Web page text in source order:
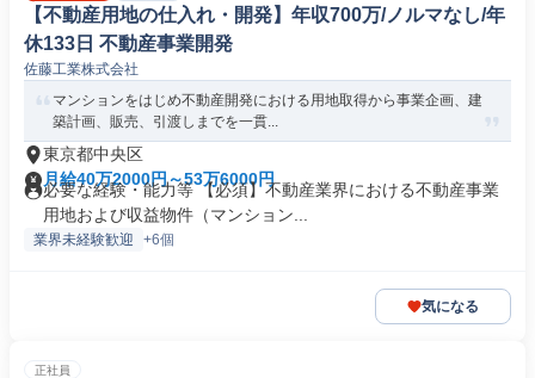
【不動産用地の仕入れ・開発】年収700万/ノルマなし/年
休133日 不動産事業開発
佐藤工業株式会社
マンションをはじめ不動産開発における用地取得から事業企画、建
築計画、販売、引渡しまでを一貫...
東京都中央区
月給40万2000円～53万6000円
必要な経験・能力等 【必須】不動産業界における不動産事業
用地および収益物件（マンション...
業界未経験歓迎 +6個
気になる
正社員